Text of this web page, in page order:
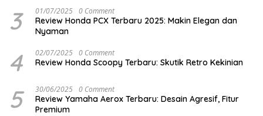
3 01/07/2025 0 Comment
Review Honda PCX Terbaru 2025: Makin Elegan dan
Nyaman
4 02/07/2025 0 Comment
Review Honda Scoopy Terbaru: Skutik Retro Kekinian
5 30/06/2025 0 Comment
Review Yamaha Aerox Terbaru: Desain Agresif, Fitur
Premium